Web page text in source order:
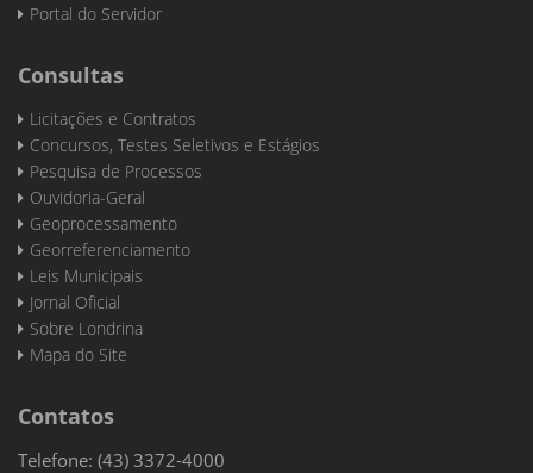
Portal do Servidor
Consultas
Licitações e Contratos
Concursos, Testes Seletivos e Estágios
Pesquisa de Processos
Ouvidoria-Geral
Geoprocessamento
Georreferenciamento
Leis Municipais
Jornal Oficial
Sobre Londrina
Mapa do Site
Contatos
Telefone: (43) 3372-4000